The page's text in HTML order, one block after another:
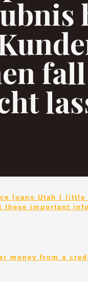
loans Utah |
these important
money from a